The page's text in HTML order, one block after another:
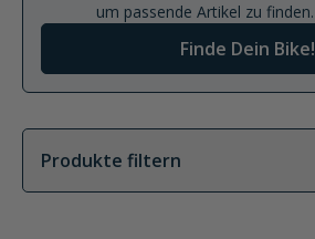
um passende Artikel zu finden.
Finde Dein Bike!
Produkte filtern